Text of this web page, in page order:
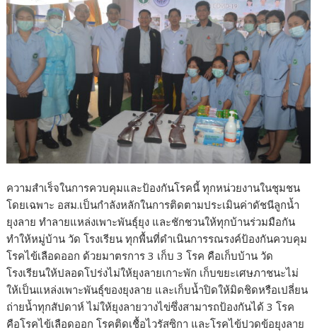
ความสำเร็จในการควบคุมและป้องกันโรคนี้ ทุกหน่วยงานในชุมชน
โดยเฉพาะ อสม.เป็นกำลังหลักในการติดตามประเมินค่าดัชนีลูกน้ำ
ยุงลาย ทำลายแหล่งเพาะพันธุ์ยุง และชักชวนให้ทุกบ้านร่วมมือกัน
ทำให้หมู่บ้าน วัด โรงเรียน ทุกพื้นที่ดำเนินการรณรงค์ป้องกันควบคุม
โรคไข้เลือดออก ด้วยมาตรการ 3 เก็บ 3 โรค คือเก็บบ้าน วัด
โรงเรียนให้ปลอดโปร่งไม่ให้ยุงลายเกาะพัก เก็บขยะเศษภาชนะไม่
ให้เป็นแหล่งเพาะพันธุ์ของยุงลาย และเก็บน้ำปิดให้มิดชิดหรือเปลี่ยน
ถ่ายน้ำทุกสัปดาห์ ไม่ให้ยุงลายวางไข่ซึ่งสามารถป้องกันได้ 3 โรค
คือโรคไข้เลือดออก โรคติดเชื้อไวรัสซิกา และโรคไข้ปวดข้อยุงลาย